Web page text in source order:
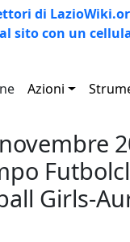
di
sito con un
Azioni
Girls-